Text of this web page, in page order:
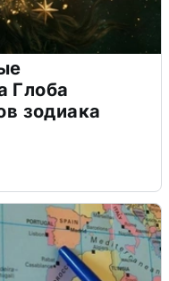
Глоба
зодиака